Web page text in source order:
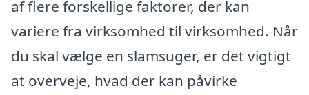
af flere forskellige faktorer, der kan
variere fra virksomhed til virksomhed. Når
du skal vælge en slamsuger, er det vigtigt
at overveje, hvad der kan påvirke